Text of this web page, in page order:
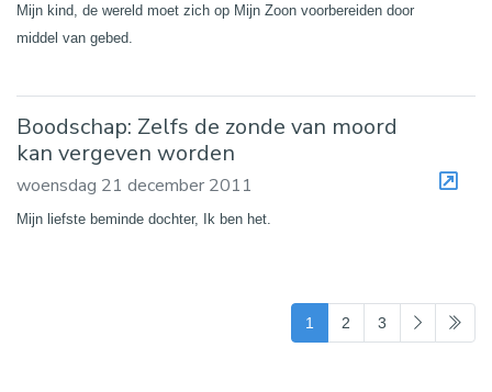
Mijn kind, de wereld moet zich op Mijn Zoon voorbereiden door
middel van gebed.
Boodschap: Zelfs de zonde van moord
kan vergeven worden
woensdag 21 december 2011
Mijn liefste beminde dochter, Ik ben het.
1 (current)
2 3